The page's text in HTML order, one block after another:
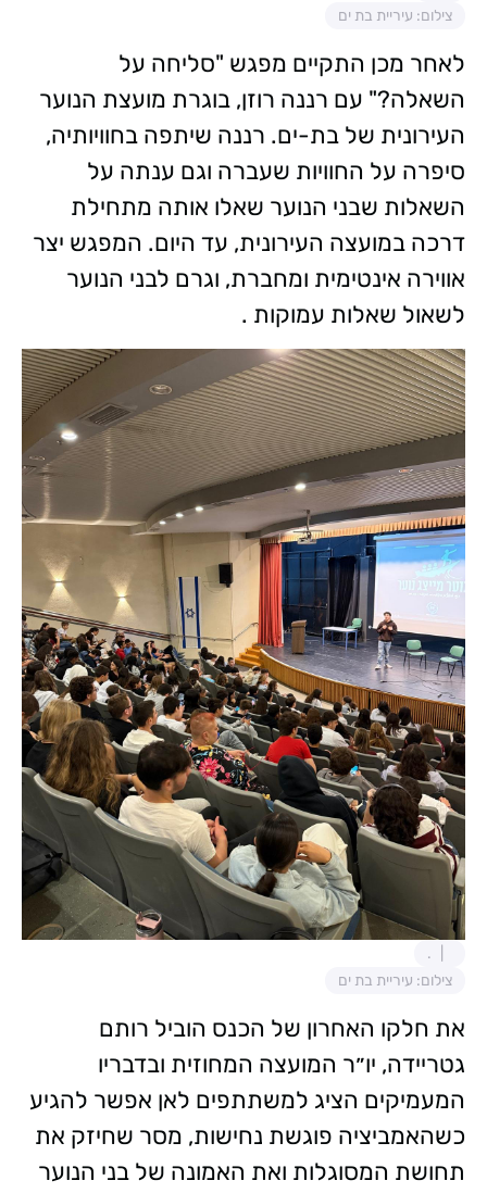
צילום: עיריית בת ים
לאחר מכן התקיים מפגש "סליחה על
השאלה?" עם רננה רוזן, בוגרת מועצת הנוער
העירונית של בת-ים. רננה שיתפה בחוויותיה,
סיפרה על החוויות שעברה וגם ענתה על
השאלות שבני הנוער שאלו אותה מתחילת
דרכה במועצה העירונית, עד היום. המפגש יצר
אווירה אינטימית ומחברת, וגרם לבני הנוער
לשאול שאלות עמוקות .
.
צילום: עיריית בת ים
את חלקו האחרון של הכנס הוביל רותם
גטריידה, יו״ר המועצה המחוזית ובדבריו
המעמיקים הציג למשתתפים לאן אפשר להגיע
כשהאמביציה פוגשת נחישות, מסר שחיזק את
תחושת המסוגלות ואת האמונה של בני הנוער